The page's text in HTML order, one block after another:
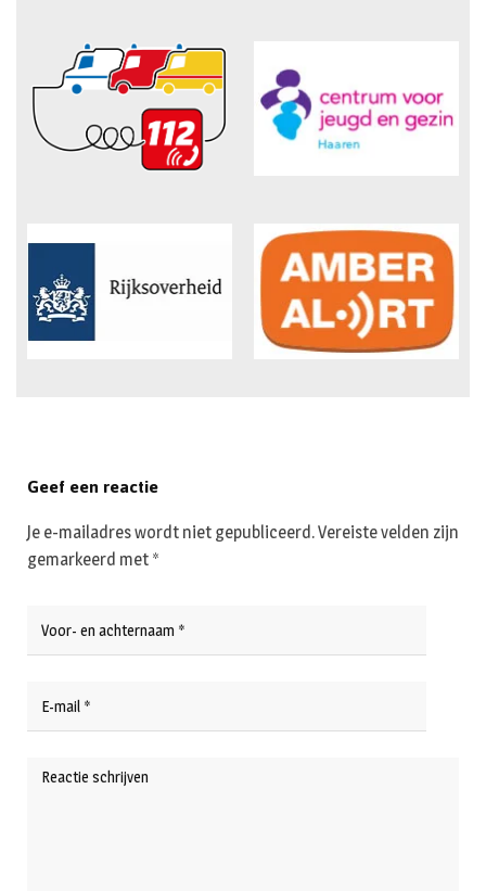
Geef een reactie
Je e-mailadres wordt niet gepubliceerd.Vereiste velden zijn
gemarkeerd met *